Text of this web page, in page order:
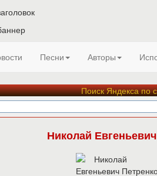
Песни Авторы
Поиск Яндекса по
Николай